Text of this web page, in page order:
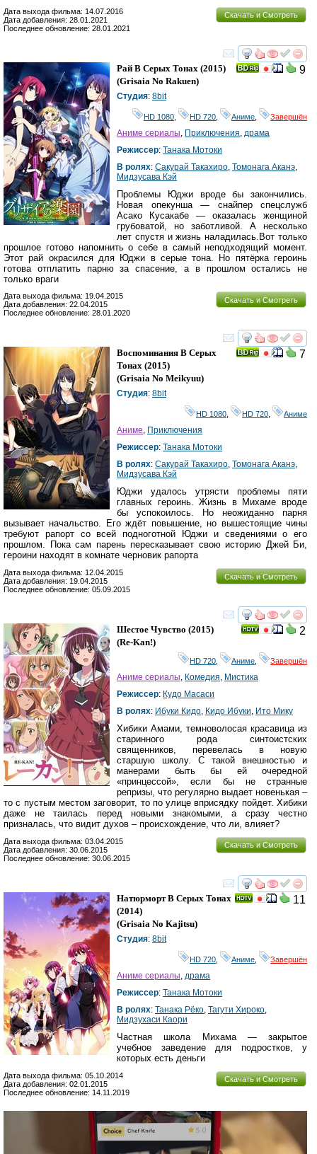
Скачать и Смотреть
Дата выхода фильма: 14.07.2016
Дата добавления: 28.01.2021
Последнее обновление: 28.01.2021
смотреть
9
Рай В Серых Тонах (2015)
(Grisaia No Rakuen)
Студия: 8bit
HD 1080 HD 720 Аниме Завершён
Аниме сериалы Приключения драма
Режиссер: Танака Мотоки
В ролях: Сакурай Такахиро Томонага Аканэ
Мидзусава Кэй
Проблемы Юджи вроде бы закончились.
Новая опекунша — снайпер спецслужб
Асако Кусакабе — оказалась женщиной
грубоватой, но заботливой. А несколько
лет спустя и жизнь наладилась.Вот только
прошлое готово напомнить о себе в самый неподходящий момент.
Этот рай окрасился для Юджи в серые тона. Но пятёрка героинь
готова отплатить парню за спасение, а в прошлом остались не
только враги
Скачать и Смотреть
Дата выхода фильма: 19.04.2015
Дата добавления: 22.04.2015
Последнее обновление: 28.01.2020
смотреть
7
Воспоминания В Серых
Тонах (2015)
(Grisaia No Meikyuu)
Студия: 8bit
HD 1080 HD 720 Аниме
Аниме, Приключения
Режиссер: Танака Мотоки
В ролях: Сакурай Такахиро, Томонага Аканэ,
Мидзусава Кэй
Юджи удалось утрясти проблемы пяти
главных героинь. Жизнь в Михаме вроде
бы успокоилось. Но неожиданно парня
вызывает начальство. Его ждёт повышение, но вышестоящие чины
требуют рапорт со всей подноготной Юджи и сведениями о его
прошлом. Пока сам парень пересказывает свою историю Джей Би,
героини находят в комнате черновик рапорта
Скачать и Смотреть
Дата выхода фильма: 12.04.2015
Дата добавления: 19.04.2015
Последнее обновление: 05.09.2015
смотреть
2
Шестое Чувство (2015)
(Re-Kan!)
HD 720 Аниме Завершён
Аниме сериалы, Комедия, Мистика
Режиссер: Кудо Масаси
В ролях: Ибуки Кидо, Кидо Ибуки, Ито Мику
Хибики Амами, темноволосая красавица из
старинного рода синтоистских
священников, перевелась в новую
старшую школу. С такой внешностью и
манерами быть бы ей очередной
«принцессой», если бы не странные
репризы, что регулярно выдает новенькая –
то с пустым местом заговорит, то по улице вприсядку пойдет. Хибики
даже не таилась перед новыми знакомыми, а сразу честно
призналась, что видит духов – происхождение, что ли, влияет?
Скачать и Смотреть
Дата выхода фильма: 03.04.2015
Дата добавления: 30.06.2015
Последнее обновление: 30.06.2015
смотреть
11
Натюрморт В Серых Тонах
(2014)
(Grisaia No Kajitsu)
Студия: 8bit
HD 720 Аниме Завершён
Аниме сериалы, драма
Режиссер: Танака Мотоки
В ролях: Танака Рёко, Тагути Хироко,
Мидзухаси Каори
Частная школа Михама — закрытое
учебное заведение для подростков, у
которых есть деньги
Скачать и Смотреть
Дата выхода фильма: 05.10.2014
Дата добавления: 02.01.2015
Последнее обновление: 14.11.2019